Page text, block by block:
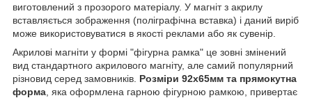
виготовлений з прозорого матеріалу. У магніт з акрилу
вставляється зображення (поліграфічна вставка) і даний виріб
може використовуватися в якості реклами або як сувенір.
Акрилові магніти у формі "фігурна рамка" це зовні змінений
вид стандартного акрилового магніту, але самий популярний
різновид серед замовників. Розміри 92х65мм та прямокутна
форма , яка оформлена гарною фігурною рамкою, привертає